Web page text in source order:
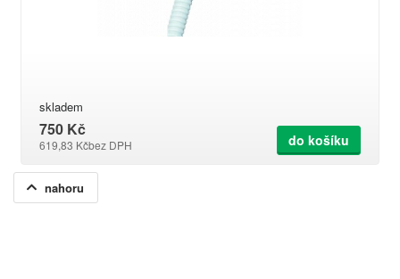
skladem
750 Kč
619,83 Kčbez DPH do košíku
nahoru